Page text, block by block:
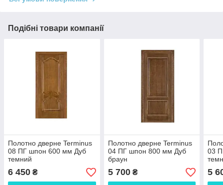
Подібні товари компанії
Полотно дверне Terminus
08 ПГ шпон 600 мм Дуб
темний
6 450 ₴
Полотно дверне Terminus
04 ПГ шпон 800 мм Дуб
браун
5 700₴
03
5